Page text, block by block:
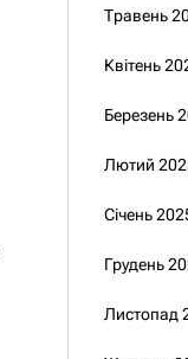
Травень
Квітень
Березень
Лютий
Січень
Грудень
Листопад